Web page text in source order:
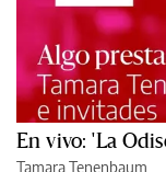
En vivo: 'La
Tamara Tenenbaum